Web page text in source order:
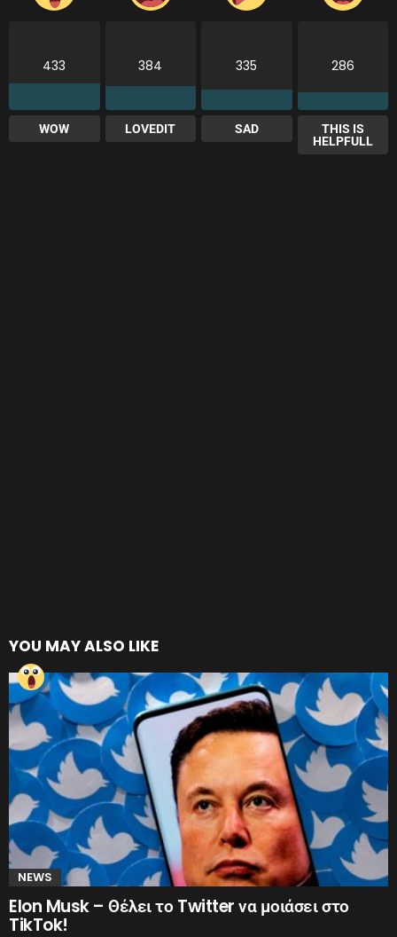
433
WOW
384
LOVEDIT
335
SAD
286
THIS IS
HELPFULL
YOU MAY ALSO LIKE
NEWS
Elon Musk – Θέλει το Twitter να μοιάσει στο
TikTok!